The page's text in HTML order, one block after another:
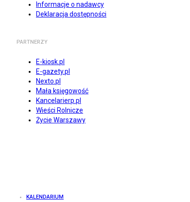
Informacje o nadawcy
Deklaracja dostępności
PARTNERZY
E-kiosk.pl
E-gazety.pl
Nexto.pl
Mała księgowość
Kancelarierp.pl
Wieści Rolnicze
Życie Warszawy
KALENDARIUM